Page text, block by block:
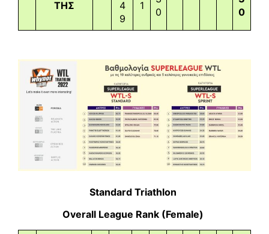
ΤΗΣ
4
9
1
0
0
Standard Triathlon
Overall League Rank (Female)